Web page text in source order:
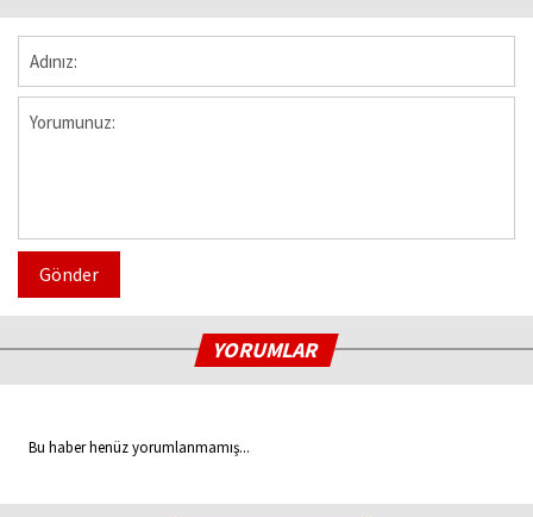
Gönder
YORUMLAR
Bu haber henüz yorumlanmamış...